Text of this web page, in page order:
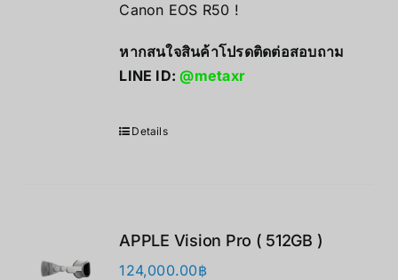
Canon EOS R50 !
หากสนใจสินค้าโปรดติดต่อสอบถาม
LINE ID:@metaxr
Details
APPLE Vision Pro ( 512GB )
124,000.00฿